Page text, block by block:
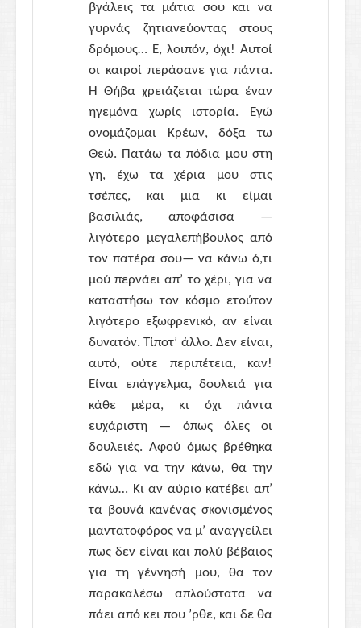
βγάλεις τα μάτια σου και να
γυρνάς ζητιανεύοντας στους
δρόμους… Ε, λοιπόν, όχι! Αυτοί
οι καιροί περάσανε για πάντα.
Η Θήβα χρειάζεται τώρα έναν
ηγεμόνα χωρίς ιστορία. Εγώ
ονομάζομαι Κρέων, δόξα τω
Θεώ. Πατάω τα πόδια μου στη
γη, έχω τα χέρια μου στις
τσέπες, και μια κι είμαι
βασιλιάς, αποφάσισα —
λιγότερο μεγαλεπήβουλος από
τον πατέρα σου— να κάνω ό,τι
μού περνάει απ’ το χέρι, για να
καταστήσω τον κόσμο ετούτον
λιγότερο εξωφρενικό, αν είναι
δυνατόν. Τίποτ’ άλλο. Δεν είναι,
αυτό, ούτε περιπέτεια, καν!
Είναι επάγγελμα, δουλειά για
κάθε μέρα, κι όχι πάντα
ευχάριστη — όπως όλες οι
δουλειές. Αφού όμως βρέθηκα
εδώ για να την κάνω, θα την
κάνω… Κι αν αύριο κατέβει απ’
τα βουνά κανένας σκονισμένος
μαντατοφόρος να μ’ αναγγείλει
πως δεν είναι και πολύ βέβαιος
για τη γέννησή μου, θα τον
παρακαλέσω απλούστατα να
πάει από κει που ’ρθε, και δε θα